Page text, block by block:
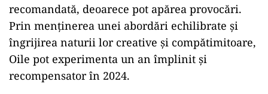
recomandată, deoarece pot apărea provocări.
Prin menținerea unei abordări echilibrate și
îngrijirea naturii lor creative și compătimitoare,
Oile pot experimenta un an împlinit și
recompensator în 2024.